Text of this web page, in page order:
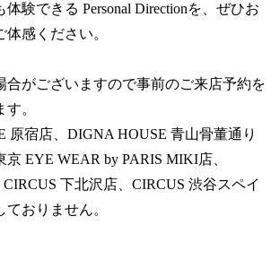
ツ一覧
験できる Personal Directionを、ぜひお
感ください。
がございますので事前のご来店予約を
す。
原宿店、DIGNA HOUSE 青山骨董通り
EYE WEAR by PARIS MIKI店、
下北沢店、CIRCUS 渋谷スペイ
おりません。